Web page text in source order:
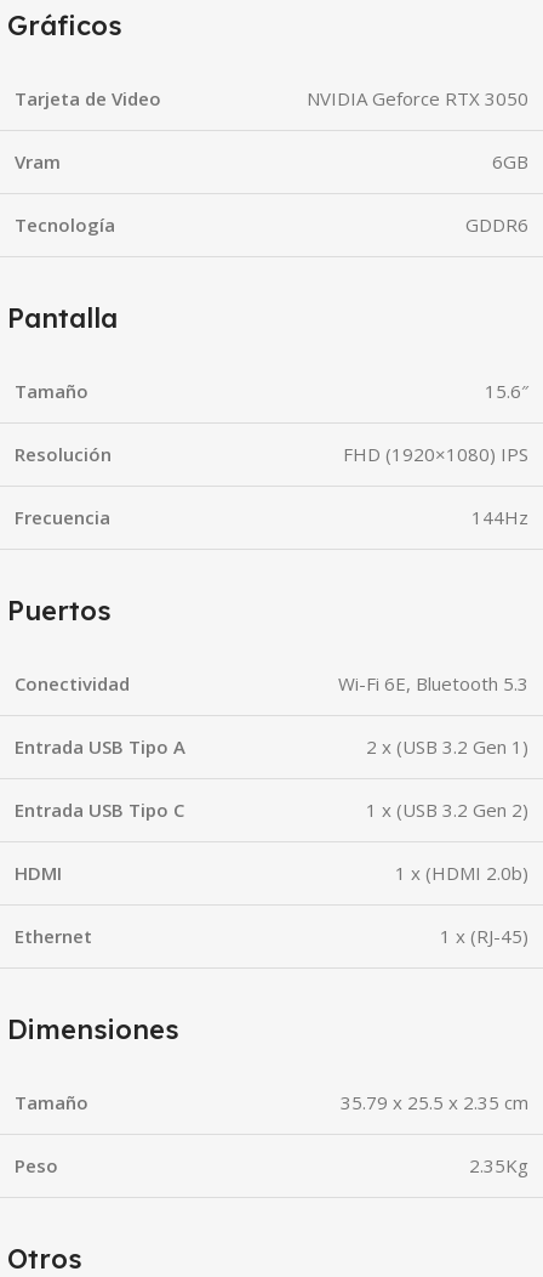
Gráficos
Tarjeta de Video NVIDIA Geforce RTX 3050
Vram 6GB
Tecnología GDDR6
Pantalla
Tamaño 15.6″
Resolución FHD (1920×1080) IPS
Frecuencia 144Hz
Puertos
Conectividad Wi-Fi 6E, Bluetooth 5.3
Entrada USB Tipo A 2 x (USB 3.2 Gen 1)
Entrada USB Tipo C 1 x (USB 3.2 Gen 2)
HDMI 1 x (HDMI 2.0b)
Ethernet 1 x (RJ-45)
Dimensiones
Tamaño 35.79 x 25.5 x 2.35 cm
Peso 2.35Kg
Otros